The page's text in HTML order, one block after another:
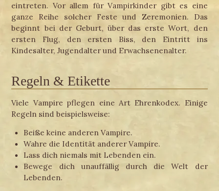
eintreten. Vor allem für Vampirkinder gibt es eine
ganze Reihe solcher Feste und Zeremonien. Das
beginnt bei der Geburt, über das erste Wort, den
ersten Flug, den ersten Biss, den Eintritt ins
Kindesalter, Jugendalter und Erwachsenenalter.
Regeln & Etikette
Viele Vampire pflegen eine Art Ehrenkodex. Einige
Regeln sind beispielsweise:
Beiße keine anderen Vampire.
Wahre die Identität anderer Vampire.
Lass dich niemals mit Lebenden ein.
Bewege dich unauffällig durch die Welt der
Lebenden.